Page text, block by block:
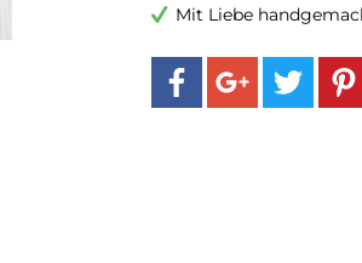
Mit Liebe